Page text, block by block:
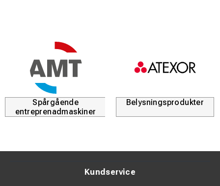
Spårgående
entreprenadmaskiner
Belysningsprodukter
Kundservice